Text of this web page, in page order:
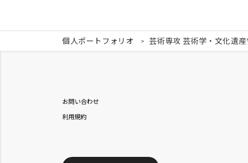
個人ポートフォリオ 芸術専攻 芸術学・文化遺
お問い合わせ
利用規約